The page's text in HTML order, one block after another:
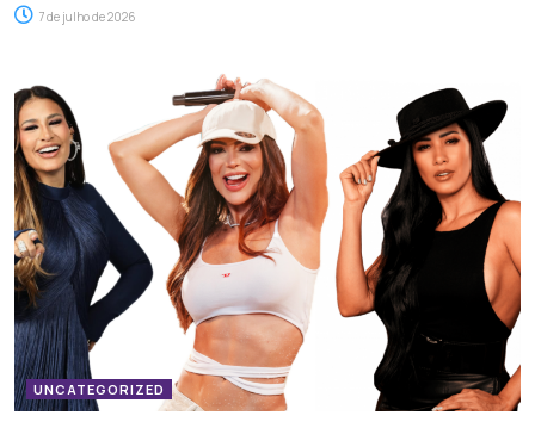
7 de julho de 2026
UNCATEGORIZED